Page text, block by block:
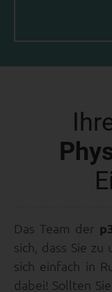
Das Team der
sich, dass Sie zu
sich einfach in
dabei! Sollten